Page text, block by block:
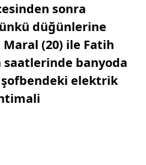
sonra
düğünlerine
(20) ile Fatih
saatlerinde banyoda
elektrik